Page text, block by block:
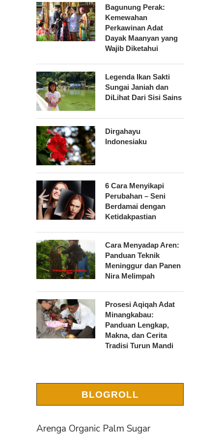
Bagunung Perak:
Kemewahan
Perkawinan Adat
Dayak Maanyan yang
Wajib Diketahui
Legenda Ikan Sakti
Sungai Janiah dan
DiLihat Dari Sisi Sains
Dirgahayu
Indonesiaku
6 Cara Menyikapi
Perubahan – Seni
Berdamai dengan
Ketidakpastian
Cara Menyadap Aren:
Panduan Teknik
Meninggur dan Panen
Nira Melimpah
Prosesi Aqiqah Adat
Minangkabau:
Panduan Lengkap,
Makna, dan Cerita
Tradisi Turun Mandi
BLOGROLL
Arenga Organic Palm Sugar